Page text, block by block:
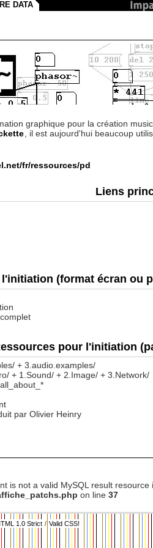
DATA
graphique pour la création
, il est aujourd'hui beaucoup
fr/ressources/pd
Liens
(format écran ou
pour l'initiation
+ 3.audio.examples/
+ 1.Sound/ + 2.Image/ + 3.Network/
par Olivier Heinry
is not a valid MySQL result resource
on line 37
1.0 Strict / Valid CSS!